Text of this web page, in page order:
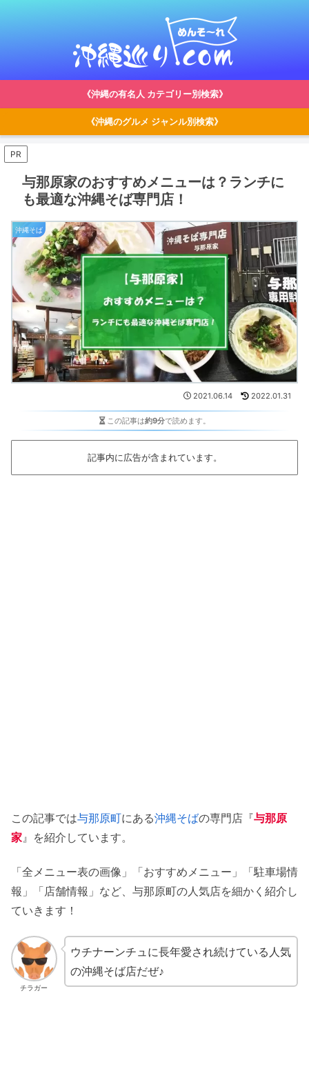
《沖縄の有名人 カテゴリー別検索》
《沖縄のグルメ ジャンル別検索》
PR
与那原家のおすすめメニューは？ランチに
も最適な沖縄そば専門店！
沖縄そば
2021.06.14 2022.01.31
この記事は約9分で読めます。
記事内に広告が含まれています。
この記事では与那原町にある沖縄そばの専門店『与那原
家』を紹介しています。
「全メニュー表の画像」「おすすめメニュー」「駐車場情
報」「店舗情報」など、与那原町の人気店を細かく紹介し
ていきます！
チラガー
ウチナーンチュに長年愛され続けている人気
の沖縄そば店だぜ♪